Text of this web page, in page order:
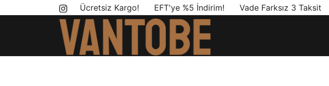
Ücretsiz Kargo! EFT'ye %5 İndirim! Vade Farksız 3 Taksit